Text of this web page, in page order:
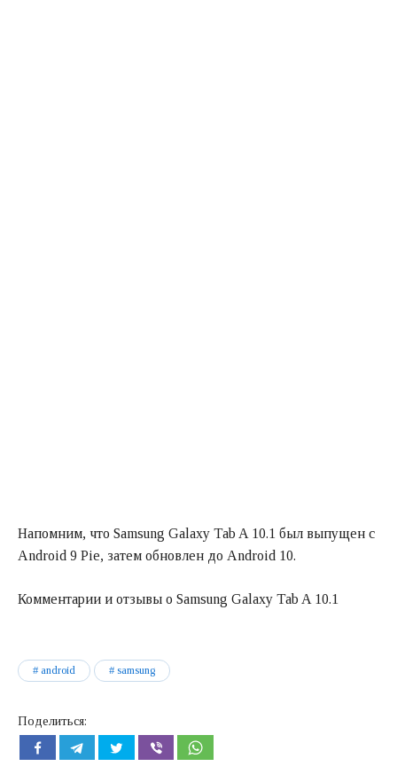
Напомним, что Samsung Galaxy Tab A 10.1 был выпущен с
Android 9 Pie, затем обновлен до Android 10.
Комментарии и отзывы о Samsung Galaxy Tab A 10.1
android samsung
Поделиться: